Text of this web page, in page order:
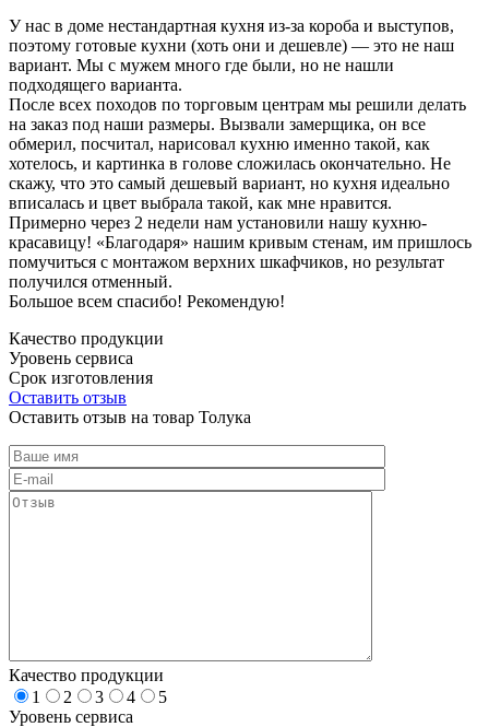
У нас в доме нестандартная кухня из-за короба и выступов,
поэтому готовые кухни (хоть они и дешевле) — это не наш
вариант. Мы с мужем много где были, но не нашли
подходящего варианта.
После всех походов по торговым центрам мы решили делать
на заказ под наши размеры. Вызвали замерщика, он все
обмерил, посчитал, нарисовал кухню именно такой, как
хотелось, и картинка в голове сложилась окончательно. Не
скажу, что это самый дешевый вариант, но кухня идеально
вписалась и цвет выбрала такой, как мне нравится.
Примерно через 2 недели нам установили нашу кухню-
красавицу! «Благодаря» нашим кривым стенам, им пришлось
помучиться с монтажом верхних шкафчиков, но результат
получился отменный.
Большое всем спасибо! Рекомендую!
Качество продукции
Уровень сервиса
Срок изготовления
Оставить отзыв
Оставить отзыв на товар Толука
Качество продукции
1
2 3 4
5
Уровень сервиса